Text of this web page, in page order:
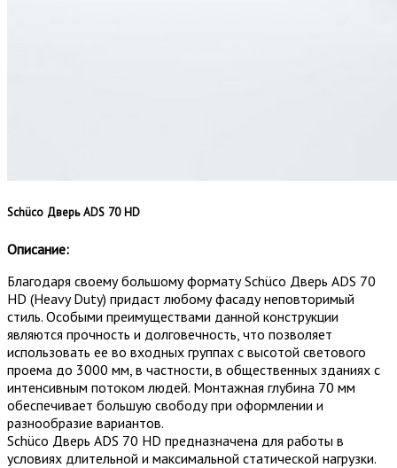
Schüco Дверь ADS 70 HD
Описание:
Благодаря своему большому формату Schüco Дверь ADS 70
HD (Heavy Duty) придаст любому фасаду неповторимый
стиль. Особыми преимуществами данной конструкции
являются прочность и долговечность, что позволяет
использовать ее во входных группах с высотой светового
проема до 3000 мм, в частности, в общественных зданиях с
интенсивным потоком людей. Монтажная глубина 70 мм
обеспечивает большую свободу при оформлении и
разнообразие вариантов.
Schüco Дверь ADS 70 HD предназначена для работы в
условиях длительной и максимальной статической нагрузки.